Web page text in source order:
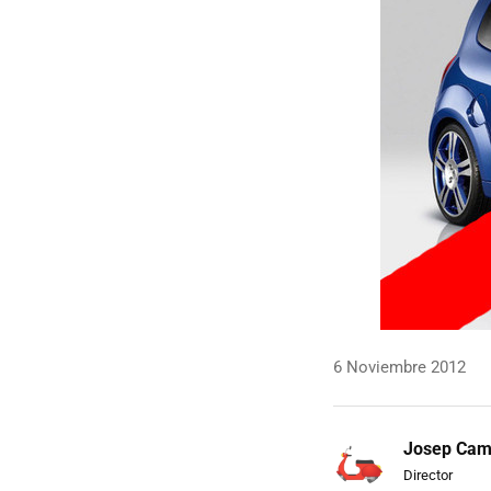
6 Noviembre 2012
Josep
Director